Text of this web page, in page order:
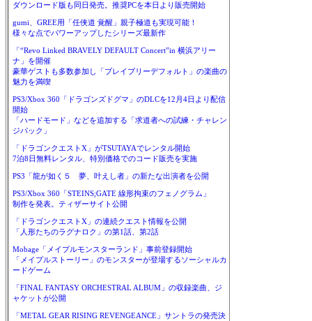
ダウンロード版も同日発売。推奨PCを本日より販売開始
gumi、GREE用「任侠道 覚醒」親子極道も実現可能！
様々な点でパワーアップしたシリーズ最新作
「“Revo Linked BRAVELY DEFAULT Concert”in 横浜アリー
ナ」を開催
豪華ゲストも多数参加し「ブレイブリーデフォルト」の楽曲の
魅力を満喫
PS3/Xbox 360「ドラゴンズドグマ」のDLCを12月4日より配信
開始
「ハードモード」などを追加する「求道者への試練・チャレン
ジパック」
「ドラゴンクエストX」がTSUTAYAでレンタル開始
7泊8日無料レンタル、特別価格でのコード販売を実施
PS3「龍が如く５ 夢、叶えし者」の新たな出演者を公開
PS3/Xbox 360「STEINS;GATE 線形拘束のフェノグラム」
制作を発表。ティザーサイト公開
「ドラゴンクエストX」の連続クエスト情報を公開
「人形たちのラグナロク」の第1話、第2話
Mobage「メイプルモンスターランド」事前登録開始
「メイプルストーリー」のモンスターが登場するソーシャルカ
ードゲーム
「FINAL FANTASY ORCHESTRAL ALBUM」の収録楽曲、ジ
ャケットが公開
「METAL GEAR RISING REVENGEANCE」サントラの発売決